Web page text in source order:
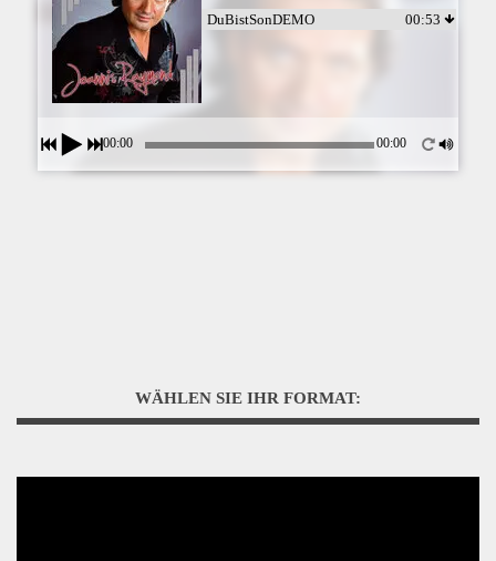
DuBistSonDEMO 00:53
00:00 00:00
WÄHLEN SIE IHR FORMAT: